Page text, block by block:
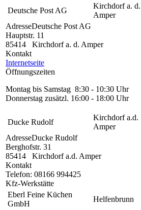
Deutsche Post AG
Kirchdorf a. d.
Amper
AdresseDeutsche Post AG
Hauptstr. 11
85414
Kirchdorf a. d. Amper
Kontakt
Internetseite
Öffnungszeiten
Montag bis Samstag 8:30 - 10:30 Uhr
Donnerstag zusätzl. 16:00 - 18:00 Uhr
Ducke Rudolf
Kirchdorf a.d.
Amper
AdresseDucke Rudolf
Berghofstr. 31
85414
Kirchdorf a.d. Amper
Kontakt
Telefon: 08166 994425
Kfz-Werkstätte
Eberl Feine Küchen
GmbH
Helfenbrunn